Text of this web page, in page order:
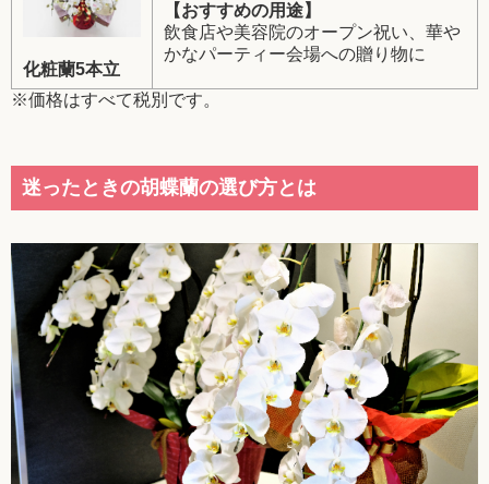
化粧蘭5本立
【おすすめの用途】
飲食店や美容院のオープン祝い、華や
かなパーティー会場への贈り物に
※価格はすべて税別です。
迷ったときの胡蝶蘭の選び方とは